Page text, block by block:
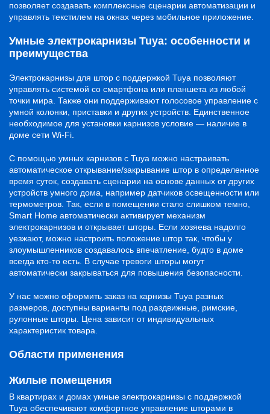
позволяет создавать комплексные сценарии автоматизации и
управлять текстилем на окнах через мобильное приложение.
Умные электрокарнизы Tuya: особенности и
преимущества
Электрокарнизы для штор с поддержкой Tuya позволяют
управлять системой со смартфона или планшета из любой
точки мира. Также они поддерживают голосовое управление с
умной колонки, приставки и других устройств. Единственное
необходимое для установки карнизов условие — наличие в
доме сети Wi-Fi.
С помощью умных карнизов с Tuya можно настраивать
автоматическое открывание/закрывание штор в определенное
время суток, создавать сценарии на основе данных от других
устройств умного дома, например датчиков освещенности или
термометров. Так, если в помещении стало слишком темно,
Smart Home автоматически активирует механизм
электрокарнизов и открывает шторы. Если хозяева надолго
уезжают, можно настроить положение штор так, чтобы у
злоумышленников создавалось впечатление, будто в доме
всегда кто-то есть. В случае тревоги шторы могут
автоматически закрываться для повышения безопасности.
У нас можно оформить заказ на карнизы Tuya разных
размеров, доступны варианты под раздвижные, римские,
рулонные шторы. Цена зависит от индивидуальных
характеристик товара.
Области применения
Жилые помещения
В квартирах и домах умные электрокарнизы с поддержкой
Tuya обеспечивают комфортное управление шторами в